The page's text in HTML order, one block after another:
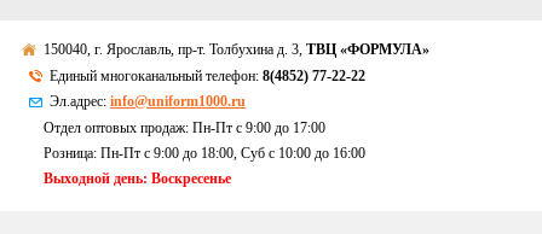
150040, г. Ярославль, пр-т. Толбухина д. 3,ТВЦ «ФОРМУЛА»
Единый многоканальный телефон:8(4852) 77-22-22
Эл.адрес:info@uniform1000.ru
Отдел оптовых продаж: Пн-Пт с 9:00 до 17:00
Розница: Пн-Пт с 9:00 до 18:00, Суб c 10:00 до 16:00
Выходной день: Воскресенье